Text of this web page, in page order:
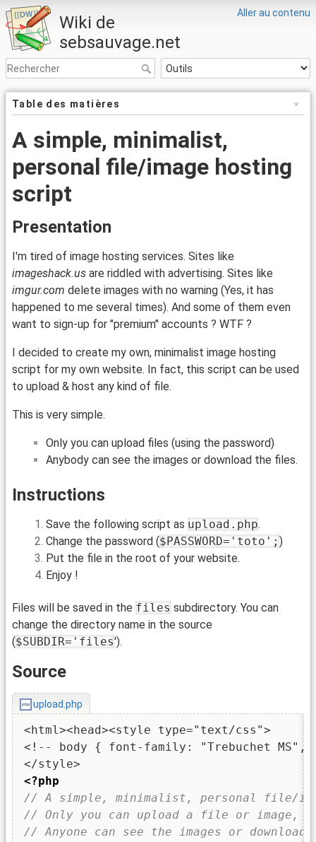
Aller au contenu
Wiki de
sebsauvage.net
Table des matières
A simple, minimalist,
personal file/image hosting
script
Presentation
I'm tired of image hosting services. Sites like
imageshack.us are riddled with advertising. Sites like
imgur.com delete images with no warning (Yes, it has
happened to me several times). And some of them even
want to sign-up for "premium" accounts ? WTF ?
I decided to create my own, minimalist image hosting
script for my own website. In fact, this script can be used
to upload & host any kind of file.
This is very simple.
Only you can upload files (using the password)
Anybody can see the images or download the files.
Instructions
Save the following script as upload.php.
Change the password ($PASSWORD='toto'; )
Put the file in the root of your website.
Enjoy !
Files will be saved in the files subdirectory. You can
change the directory name in the source
($SUBDIR='files').
Source
upload.php
<html><head><style type="text/css">
<!-- body { font-family: "Trebuchet
<?php
// A simple, minimalist, personal file/
// Only you can upload a file or image,
// Anyone can see the images or